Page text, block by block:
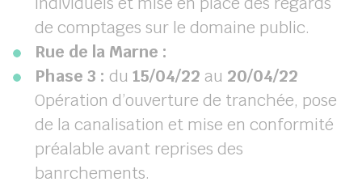
de comptages sur le domaine public.
Rue de la Marne :
Phase 3 : du 15/04/22 au 20/04/22
Opération d’ouverture de tranchée, pose
de la canalisation et mise en conformité
préalable avant reprises des
banrchements.